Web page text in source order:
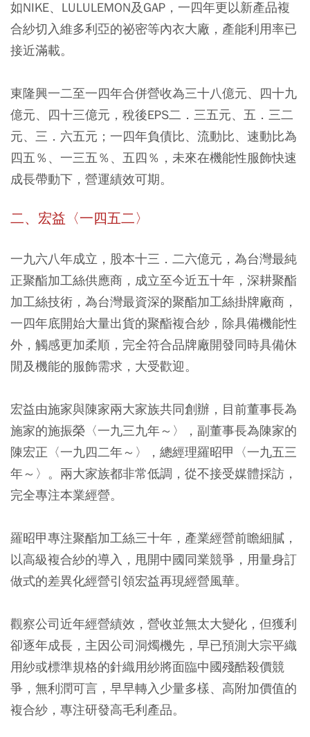
如NIKE、LULULEMON及GAP，一四年更以新產品複
合紗切入維多利亞的祕密等內衣大廠，產能利用率已
接近滿載。
東隆興一二至一四年合併營收為三十八億元、四十九
億元、四十三億元，稅後EPS二．三五元、五．三二
元、三．六五元；一四年負債比、流動比、速動比為
四五％、一三五％、五四％，未來在機能性服飾快速
成長帶動下，營運績效可期。
二、宏益〈一四五二〉
一九六八年成立，股本十三．二六億元，為台灣最純
正聚酯加工絲供應商，成立至今近五十年，深耕聚酯
加工絲技術，為台灣最資深的聚酯加工絲掛牌廠商，
一四年底開始大量出貨的聚酯複合紗，除具備機能性
外，觸感更加柔順，完全符合品牌廠開發同時具備休
閒及機能的服飾需求，大受歡迎。
宏益由施家與陳家兩大家族共同創辦，目前董事長為
施家的施振榮〈一九三九年～〉，副董事長為陳家的
陳宏正〈一九四二年～〉，總經理羅昭甲〈一九五三
年～〉。兩大家族都非常低調，從不接受媒體採訪，
完全專注本業經營。
羅昭甲專注聚酯加工絲三十年，產業經營前瞻細膩，
以高級複合紗的導入，甩開中國同業競爭，用量身訂
做式的差異化經營引領宏益再現經營風華。
觀察公司近年經營績效，營收並無太大變化，但獲利
卻逐年成長，主因公司洞燭機先，早已預測大宗平織
用紗或標準規格的針織用紗將面臨中國殘酷殺價競
爭，無利潤可言，早早轉入少量多樣、高附加價值的
複合紗，專注研發高毛利產品。